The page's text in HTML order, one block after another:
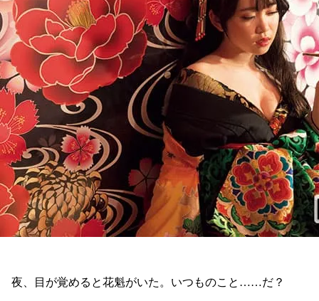
夜、目が覚めると花魁がいた。いつものこと……だ？